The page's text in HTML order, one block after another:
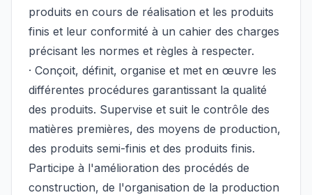
produits en cours de réalisation et les produits
finis et leur conformité à un cahier des charges
précisant les normes et règles à respecter.
· Conçoit, définit, organise et met en œuvre les
différentes procédures garantissant la qualité
des produits. Supervise et suit le contrôle des
matières premières, des moyens de production,
des produits semi-finis et des produits finis.
Participe à l'amélioration des procédés de
construction, de l'organisation de la production